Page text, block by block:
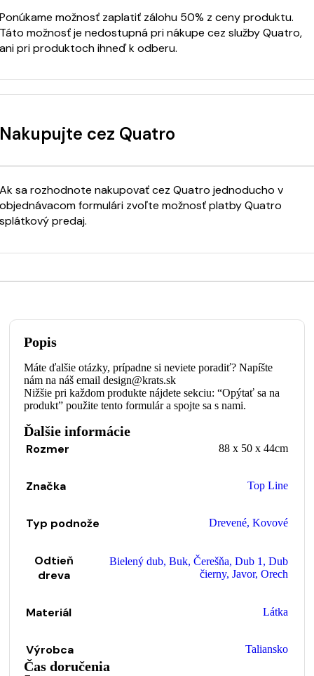
Ponúkame možnosť zaplatiť zálohu 50% z ceny produktu.
Táto možnosť je nedostupná pri nákupe cez služby Quatro,
ani pri produktoch ihneď k odberu.
Nakupujte cez Quatro
Ak sa rozhodnote nakupovať cez Quatro jednoducho v
objednávacom formulári zvoľte možnosť platby Quatro
splátkový predaj.
Popis
Máte ďalšie otázky, prípadne si neviete poradiť? Napíšte
nám na náš email design@krats.sk
Nižšie pri každom produkte nájdete sekciu: “Opýtať sa na
produkt” použite tento formulár a spojte sa s nami.
Ďalšie informácie
Rozmer 88 x 50 x 44cm
Značka Top Line
Typ podnože Drevené, Kovové
Odtieň
dreva
Bielený dub, Buk, Čerešňa, Dub 1 , Dub
čierny, Javor, Orech
Materiál Látka
Výrobca Taliansko
Čas doručenia